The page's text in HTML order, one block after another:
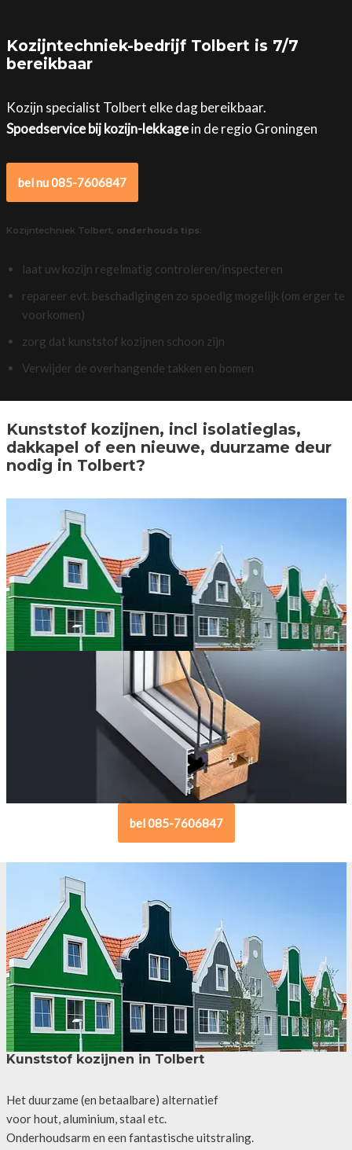
Kozijntechniek-bedrijf Tolbert is 7/7
bereikbaar
Kozijn specialist Tolbert elke dag bereikbaar.
Spoedservice bij kozijn-lekkagein de regio Groningen
bel nu 085-7606847
Kozijntechniek Tolbert, onderhouds tips:
laat uw kozijn regelmatig controleren/inspecteren
repareer evt. beschadigingen zo spoedig mogelijk (om erger te
voorkomen)
zorg dat kunststof kozijnen schoon zijn
Verwijder de overhangende takken en bomen
Kunststof kozijnen, incl isolatieglas,
dakkapel of een nieuwe, duurzame deur
nodig in Tolbert?
bel 085-7606847
Kunststof kozijnen in Tolbert
Het duurzame (en betaalbare) alternatief
voor hout, aluminium, staal etc.
Onderhoudsarm en een fantastische uitstraling.